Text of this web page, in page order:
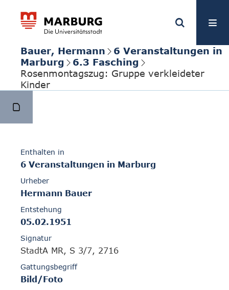
Bauer, Hermann
6 Veranstaltungen in
Marburg
6.3 Fasching
Rosenmontagszug: Gruppe verkleideter
Kinder
Enthalten in
6 Veranstaltungen in Marburg
Urheber
Hermann Bauer
Entstehung
05.02.1951
Signatur
StadtA MR, S 3/7, 2716
Gattungsbegriff
Bild/Foto